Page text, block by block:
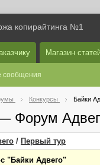
копирайтинга №1
Магазин
сообщения
Конкурсы Байки
Форум
/ Первый тур
"Байки Адвего"